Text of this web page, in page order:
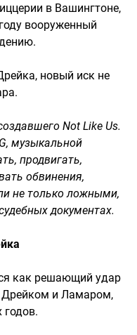
в Вашингтоне,
вооруженный
новый иск не
Not Like Us.
музыкальной
продвигать,
обвинения,
не только ложными,
документах.
как решающий удар
Дрейком и Ламаром,
годов.